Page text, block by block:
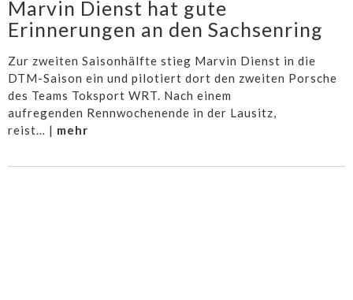
Marvin Dienst hat gute
Erinnerungen an den Sachsenring
Zur zweiten Saisonhälfte stieg Marvin Dienst in die
DTM-Saison ein und pilotiert dort den zweiten Porsche
des Teams Toksport WRT. Nach einem
aufregenden Rennwochenende in der Lausitz,
reist… | mehr